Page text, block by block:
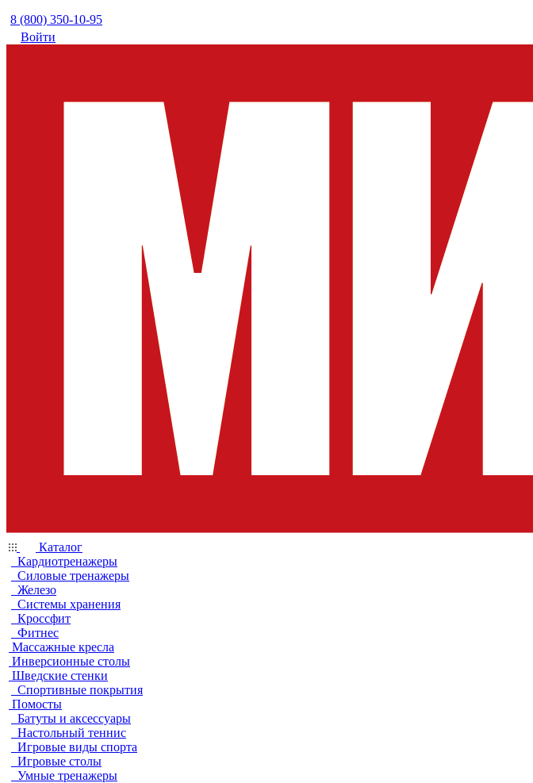
8 (800) 350-10-95
Войти
Каталог
Кардиотренажеры
Силовые тренажеры
Железо
Системы хранения
Кроссфит
Фитнес
Массажные кресла
Инверсионные столы
Шведские стенки
Спортивные покрытия
Помосты
Батуты и аксессуары
Настольный теннис
Игровые виды спорта
Игровые столы
Умные тренажеры